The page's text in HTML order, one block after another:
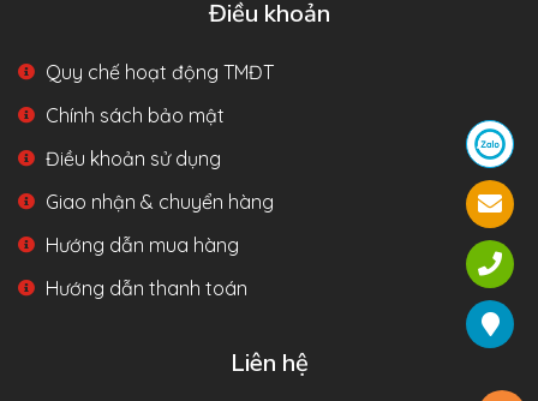
Điều khoản
Quy chế hoạt động TMĐT
Chính sách bảo mật
Điều khoản sử dụng
Giao nhận & chuyển hàng
Hướng dẫn mua hàng
Hướng dẫn thanh toán
Liên hệ